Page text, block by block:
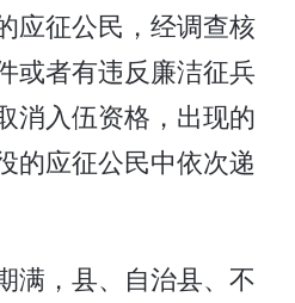
应征公民，经调查核
或者有违反廉洁征兵
消入伍资格，出现的
的应征公民中依次递
满，县、自治县、不